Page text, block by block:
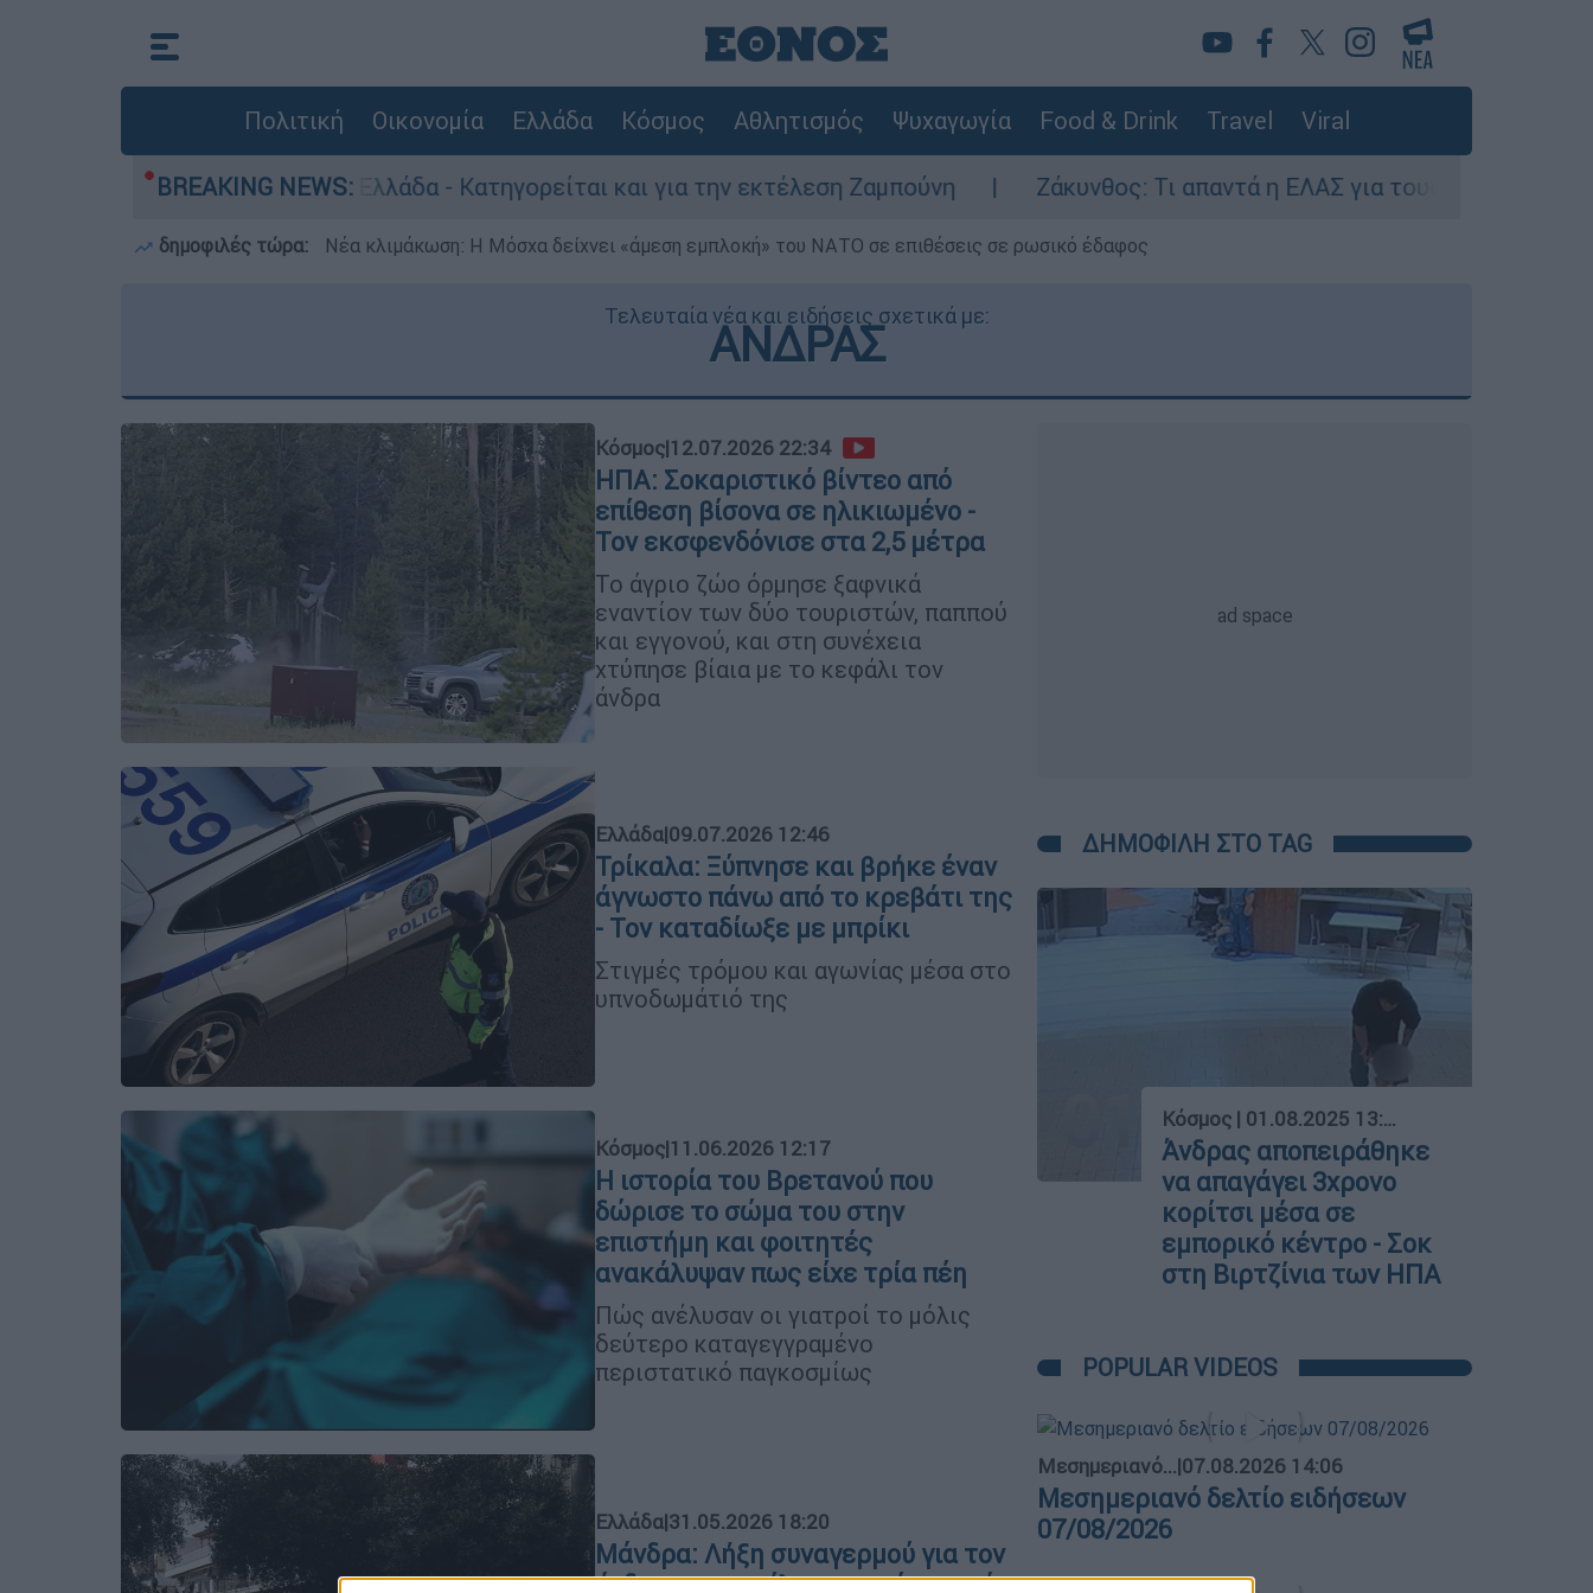
Πολιτική Οικονομία Ελλάδα Κόσμος Αθλητισμός Ψυχαγωγία Food & Drink Travel Viral
BREAKING NEWS:
στην Ελλάδα - Κατηγορείται και για την εκτέλεση Ζαμπούνη Ζάκυνθος: Τι απαντά η ΕΛΑΣ για τους 8 βιασμούς τουριστριών -
δημοφιλές τώρα: Νέα κλιμάκωση: Η Μόσχα δείχνει «άμεση εμπλοκή» του ΝΑΤΟ σε επιθέσεις σε ρωσικό έδαφος
Τελευταία νέα και ειδήσεις σχετικά με:
ΑΝΔΡΑΣ
Κόσμος|12.07.2026 22:34
ΗΠΑ: Σοκαριστικό βίντεο από
επίθεση βίσονα σε ηλικιωμένο -
Τον εκσφενδόνισε στα 2,5 μέτρα
Το άγριο ζώο όρμησε ξαφνικά
εναντίον των δύο τουριστών, παππού
και εγγονού, και στη συνέχεια
χτύπησε βίαια με το κεφάλι τον
άνδρα
Ελλάδα|09.07.2026 12:46
Τρίκαλα: Ξύπνησε και βρήκε έναν
άγνωστο πάνω από το κρεβάτι της
- Τον καταδίωξε με μπρίκι
Στιγμές τρόμου και αγωνίας μέσα στο
υπνοδωμάτιό της
Κόσμος|11.06.2026 12:17
Η ιστορία του Βρετανού που
δώρισε το σώμα του στην
επιστήμη και φοιτητές
ανακάλυψαν πως είχε τρία πέη
Πώς ανέλυσαν οι γιατροί το μόλις
δεύτερο καταγεγγραμένο
περιστατικό παγκοσμίως
Ελλάδα|31.05.2026 18:20
Μάνδρα: Λήξη συναγερμού για τον
άνδρα που απείλησε να πέσει από
ΔΗΜΟΦΙΛΗ ΣΤΟ TAG
Κόσμος | 01.08.2025 13:31
Άνδρας αποπειράθηκε
να απαγάγει 3χρονο
κορίτσι μέσα σε
εμπορικό κέντρο - Σοκ
στη Βιρτζίνια των ΗΠΑ
POPULAR VIDEOS
Μεσημεριανό...|07.08.2026 14:06
Μεσημεριανό δελτίο ειδήσεων
07/08/2026